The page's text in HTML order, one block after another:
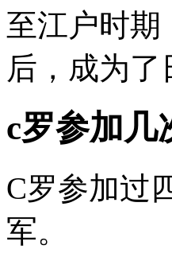
至江户时期
后，成为
c罗参加几
C罗参加过
军。